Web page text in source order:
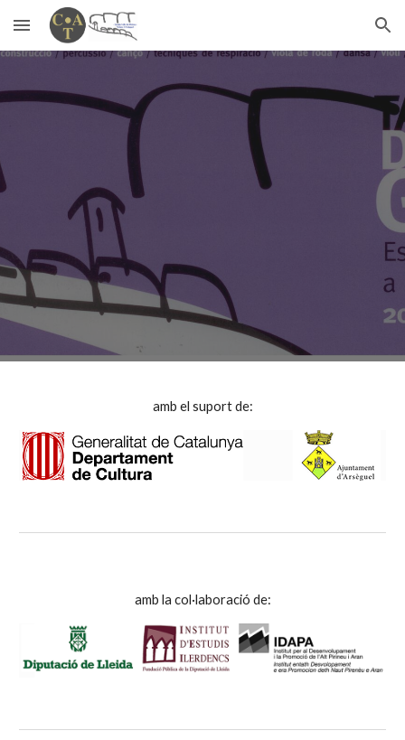
Skip to main content Skip to navigation
amb el suport de:
amb la col·laboració de: